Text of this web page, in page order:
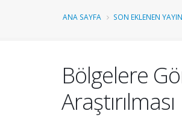
ANA SAYFA SON EKLENEN
Bölgelere
Araştırılması